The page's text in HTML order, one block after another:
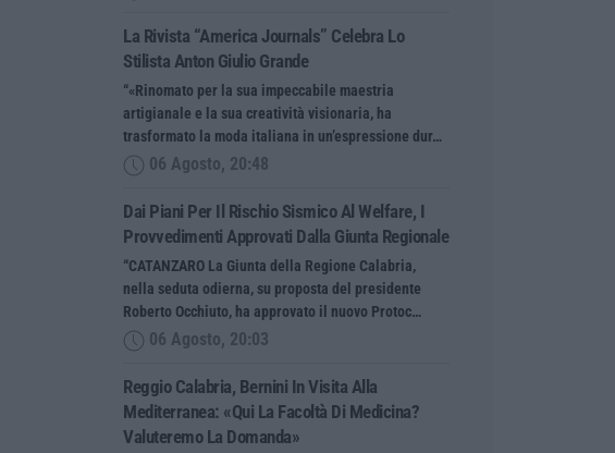
La Rivista “America Journals” Celebra Lo
Stilista Anton Giulio Grande
“«Rinomato per la sua impeccabile maestria
artigianale e la sua creatività visionaria, ha
trasformato la moda italiana in un’espressione dur…
06 Agosto, 20:48
Dai Piani Per Il Rischio Sismico Al Welfare, I
Provvedimenti Approvati Dalla Giunta Regionale
“CATANZARO La Giunta della Regione Calabria,
nella seduta odierna, su proposta del presidente
Roberto Occhiuto, ha approvato il nuovo Protoc…
06 Agosto, 20:03
Reggio Calabria, Bernini In Visita Alla
Mediterranea: «Qui La Facoltà Di Medicina?
Valuteremo La Domanda»